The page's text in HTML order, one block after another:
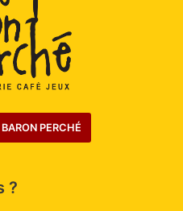
PERCHÉ
?